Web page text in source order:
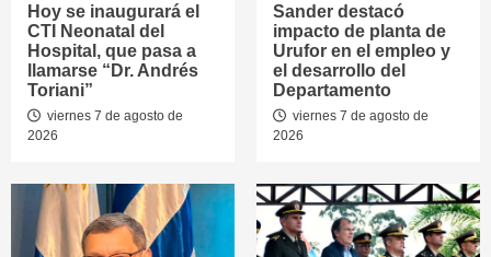
Hoy se inaugurará el
CTI Neonatal del
Hospital, que pasa a
llamarse “Dr. Andrés
Toriani”
viernes 7 de agosto de
2026
Sander destacó
impacto de planta de
Urufor en el empleo y
el desarrollo del
Departamento
viernes 7 de agosto de
2026